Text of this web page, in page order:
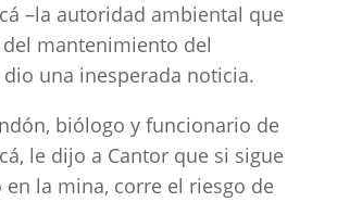
–la autoridad ambiental que
del mantenimiento del
una inesperada noticia.
biólogo y funcionario de
le dijo a Cantor que si sigue
en la mina, corre el riesgo de